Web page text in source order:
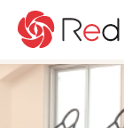
ビ